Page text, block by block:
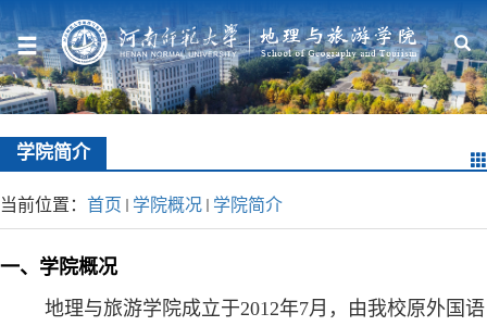
学院简介
当前位置： 首页 学院概况 学院简介
一、学院概况
地理与旅游学院成立于2012年7月，由我校原外国语